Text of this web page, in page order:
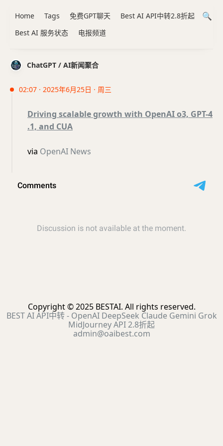
ChatGPT / AI新闻聚合
02:07 · 2025年6月25日 · 周三
Driving scalable growth with OpenAI o3, GPT-4
.1, and CUA
via OpenAI News
Home Tags 免费GPT聊天
Best AI API中转2.8折起
Best AI 服务状态
电报频道
Copyright © 2025 BESTAI. All rights reserved.
BEST AI API中转 - OpenAI DeepSeek Claude Gemini Grok
MidJourney API 2.8折起
admin@oaibest.com